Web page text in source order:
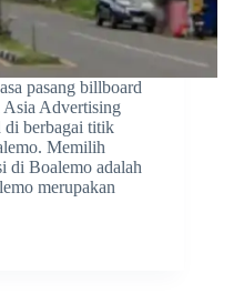
pasang billboard
Asia Advertising
di berbagai titik
Memilih
di Boalemo adalah
merupakan